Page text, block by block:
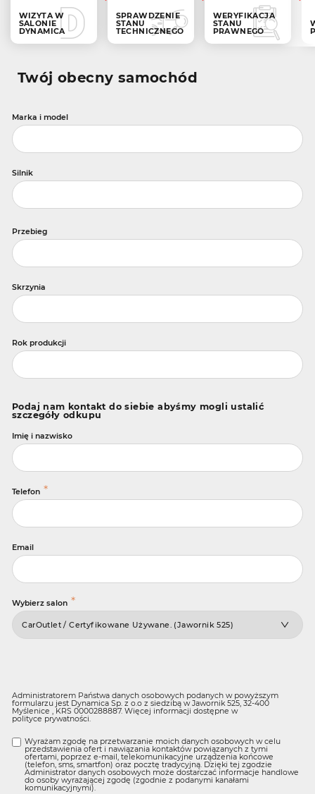
WIZYTA W
SALONIE
DYNAMICA
SPRAWDZENIE
STANU
TECHNICZNEGO
WERYFIKACJA
STANU
PRAWNEGO
Twój obecny samochód
Marka i model
Silnik
Przebieg
Skrzynia
Rok produkcji
Podaj nam kontakt do siebie abyśmy mogli ustalić
szczegóły odkupu
Imię i nazwisko
Telefon *
Email
Wybierz salon *
Administratorem Państwa danych osobowych podanych w powyższym
formularzu jest Dynamica Sp. z o.o z siedzibą w Jawornik 525, 32-400
Myślenice , KRS 0000288887. Więcej informacji dostępne w
polityce prywatności
Wyrażam zgodę na przetwarzanie moich danych osobowych w celu
przedstawienia ofert i nawiązania kontaktów powiązanych z tymi
ofertami, poprzez e-mail, telekomunikacyjne urządzenia końcowe
(telefon, sms, smartfon) oraz pocztę tradycyjną. Dzięki tej zgodzie
Administrator danych osobowych może dostarczać informacje handlowe
do osoby wyrażającej zgodę (zgodnie z podanymi kanałami
komunikacyjnymi).